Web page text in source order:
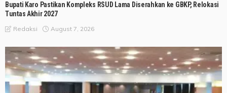
Bupati Karo Pastikan Kompleks RSUD Lama Diserahkan ke GBKP, Relokasi
Tuntas Akhir 2027
Redaksi August 7, 2026